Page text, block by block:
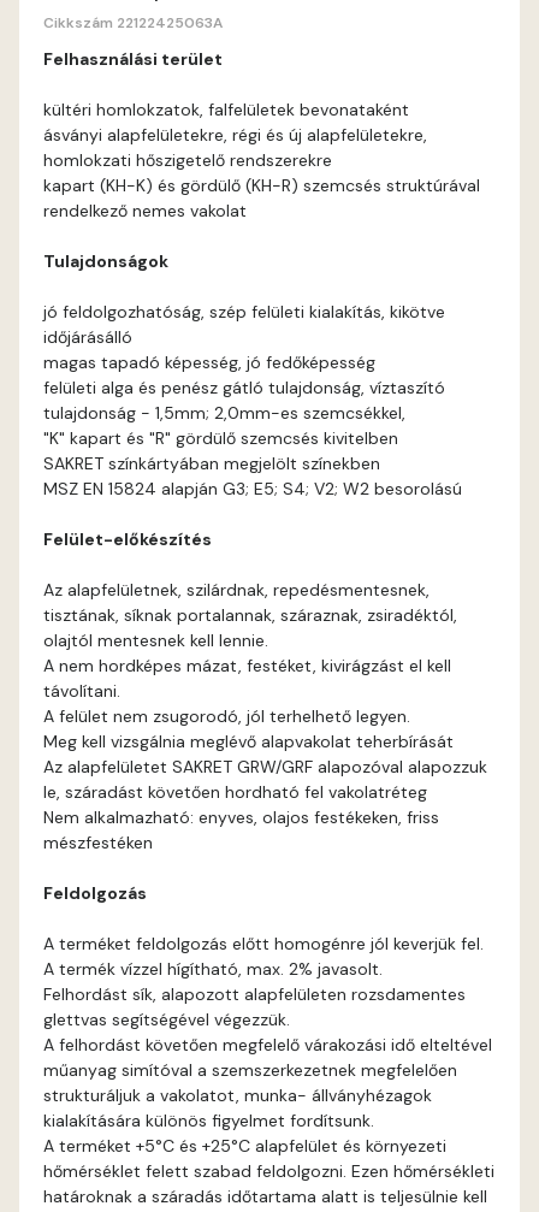
Basalt A
Basalt B
Brick B
Caramel A
Cobalt C
Cognac C
Coral B
Corn B
Corn C
Cotto A
Cotto B
Current-red B
Cikkszám 22122425063A
Felhasználási terület
kültéri homlokzatok, falfelületek bevonataként
ásványi alapfelületekre, régi és új alapfelületekre,
homlokzati hőszigetelő rendszerekre
kapart (KH-K) és gördülő (KH-R) szemcsés struktúrával
rendelkező nemes vakolat
Tulajdonságok
jó feldolgozhatóság, szép felületi kialakítás, kikötve
időjárásálló
magas tapadó képesség, jó fedőképesség
felületi alga és penész gátló tulajdonság, víztaszító
tulajdonság - 1,5mm; 2,0mm-es szemcsékkel,
"K" kapart és "R" gördülő szemcsés kivitelben
SAKRET színkártyában megjelölt színekben
MSZ EN 15824 alapján G3; E5; S4; V2; W2 besorolású
Felület-előkészítés
Az alapfelületnek, szilárdnak, repedésmentesnek,
tisztának, síknak portalannak, száraznak, zsiradéktól,
olajtól mentesnek kell lennie.
A nem hordképes mázat, festéket, kivirágzást el kell
távolítani.
A felület nem zsugorodó, jól terhelhető legyen.
Meg kell vizsgálnia meglévő alapvakolat teherbírását
Az alapfelületet SAKRET GRW/GRF alapozóval alapozzuk
le, száradást követően hordható fel vakolatréteg
Nem alkalmazható: enyves, olajos festékeken, friss
mészfestéken
Feldolgozás
A terméket feldolgozás előtt homogénre jól keverjük fel.
A termék vízzel hígítható, max. 2% javasolt.
Felhordást sík, alapozott alapfelületen rozsdamentes
glettvas segítségével végezzük.
A felhordást követően megfelelő várakozási idő elteltével
műanyag simítóval a szemszerkezetnek megfelelően
strukturáljuk a vakolatot, munka- állványhézagok
kialakítására különös figyelmet fordítsunk.
A terméket +5°C és +25°C alapfelület és környezeti
hőmérséklet felett szabad feldolgozni. Ezen hőmérsékleti
határoknak a száradás időtartama alatt is teljesülnie kell